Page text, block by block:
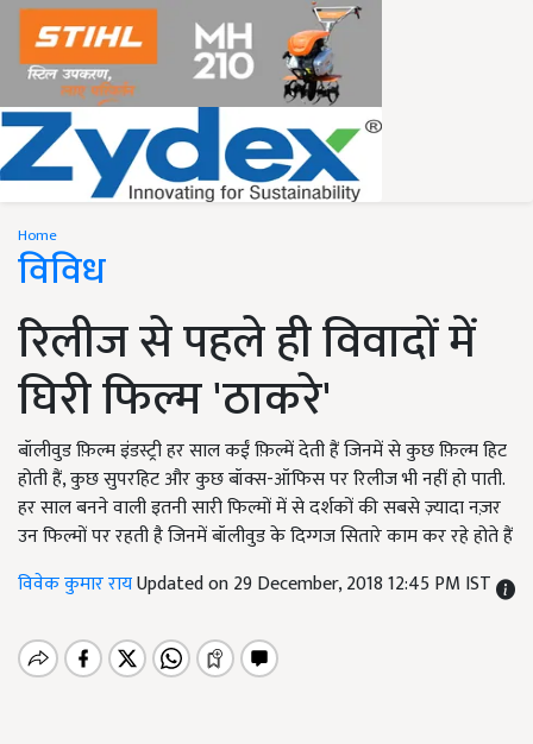
Home
विविध
रिलीज से पहले ही विवादों में
घिरी फिल्म 'ठाकरे'
बॉलीवुड फ़िल्म इंडस्ट्री हर साल कईं फ़िल्में देती हैं जिनमें से कुछ फ़िल्म हिट
होती हैं, कुछ सुपरहिट और कुछ बॉक्स-ऑफिस पर रिलीज भी नहीं हो पाती.
हर साल बनने वाली इतनी सारी फिल्मों में से दर्शकों की सबसे ज़्यादा नज़र
उन फिल्मों पर रहती है जिनमें बॉलीवुड के दिग्गज सितारे काम कर रहे होते हैं
विवेक कुमार रायUpdated on 29 December, 2018 12:45 PM IST